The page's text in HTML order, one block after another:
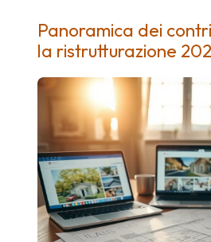
Panoramica dei
la ristrutturazione